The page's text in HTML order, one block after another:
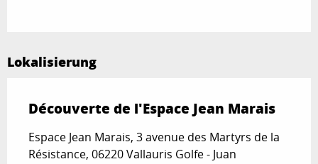
Lokalisierung
Découverte de l'Espace Jean Marais
Espace Jean Marais, 3 avenue des Martyrs de la
Résistance, 06220 Vallauris Golfe - Juan